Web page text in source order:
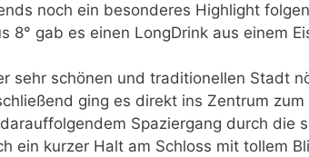
noch ein besonderes Highlight
gab es einen LongDrink aus einem
sehr schönen und traditionellen Stadt
ging es direkt ins Zentrum
Spaziergang durch die
ein kurzer Halt am Schloss mit tollem